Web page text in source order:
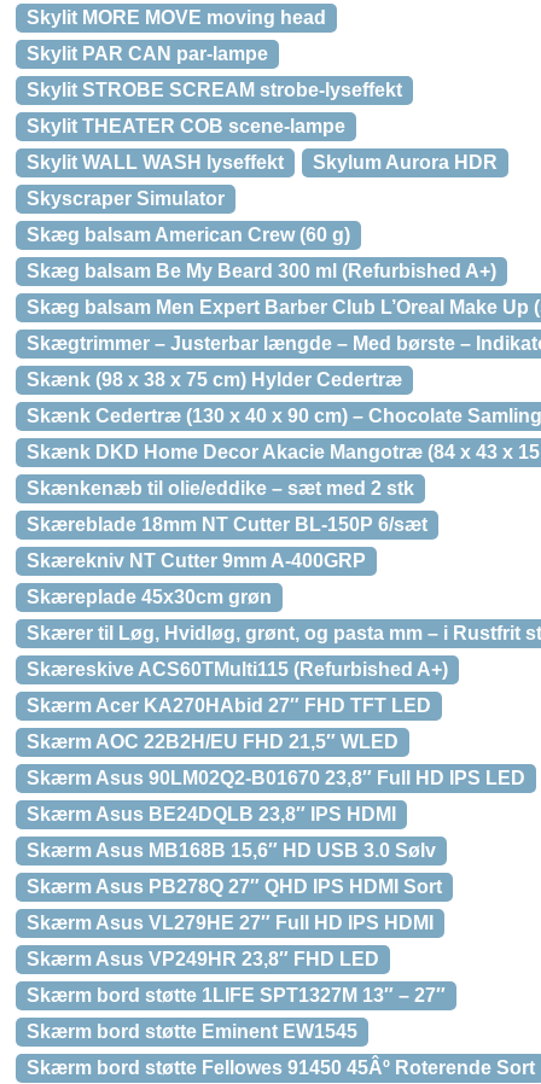
Skylit MORE MOVE moving head
Skylit PAR CAN par-lampe
Skylit STROBE SCREAM strobe-lyseffekt
Skylit THEATER COB scene-lampe
Skylit WALL WASH lyseffekt
Skylum Aurora HDR
Skyscraper Simulator
Skæg balsam American Crew (60 g)
Skæg balsam Be My Beard 300 ml (Refurbished A+)
Skæg balsam Men Expert Barber Club L’Oreal Make Up
Skægtrimmer – Justerbar længde – Med børste –
Skænk (98 x 38 x 75 cm) Hylder Cedertræ
Skænk Cedertræ (130 x 40 x 90 cm) – Chocolate
Skænk DKD Home Decor Akacie Mangotræ (84 x 43 x
Skænkenæb til olie/eddike – sæt med 2 stk
Skæreblade 18mm NT Cutter BL-150P 6/sæt
Skærekniv NT Cutter 9mm A-400GRP
Skæreplade 45x30cm grøn
Skærer til Løg, Hvidløg, grønt, og pasta mm – i Rustfrit
Skæreskive ACS60TMulti115 (Refurbished A+)
Skærm Acer KA270HAbid 27″ FHD TFT LED
Skærm AOC 22B2H/EU FHD 21,5″ WLED
Skærm Asus 90LM02Q2-B01670 23,8″ Full HD IPS LED
Skærm Asus BE24DQLB 23,8″ IPS HDMI
Skærm Asus MB168B 15,6″ HD USB 3.0 Sølv
Skærm Asus PB278Q 27″ QHD IPS HDMI Sort
Skærm Asus VL279HE 27″ Full HD IPS HDMI
Skærm Asus VP249HR 23,8″ FHD LED
Skærm bord støtte 1LIFE SPT1327M 13″ – 27″
Skærm bord støtte Eminent EW1545
Skærm bord støtte Fellowes 91450 45Âº Roterende Sort